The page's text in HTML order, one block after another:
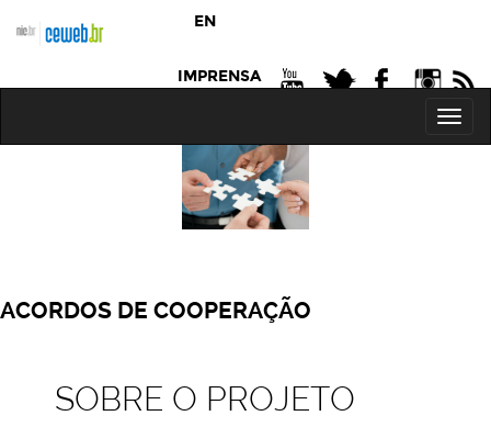
header
para
EN
IMPRENSA
ACORDOS DE COOPERAÇÃO
SOBRE O PROJETO